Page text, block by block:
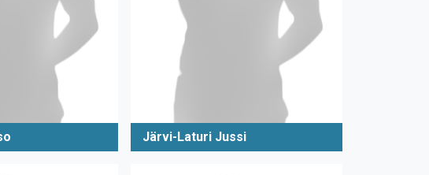
Järvi-Laturi Jussi